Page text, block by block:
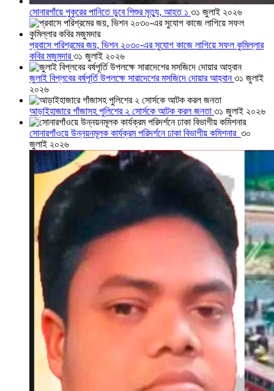
সোনারগাঁয়ে পুকুরের পানিতে ডুবে শিশুর মৃত্যু, আহত ১ ৩১ জুলাই ২০২৬
প্রবাসে পরিশ্রমের জয়, ভিশন ২০৩০-এর সুযোগ কাজে লাগিয়ে সফল কুমিল্লার
কবির মজুমদার৩১ জুলাই ২০২৬
জুলাই বিপ্লবের বর্ষপূর্তি উপলক্ষে সারাদেশের মসজিদে দোয়ার আহ্বান৩১ জুলাই
২০২৬
আড়াইহাজারে গাঁজাসহ পুলিশের ২ সোর্সকে আটক করল জনতা ৩১ জুলাই ২০২৬
সোনারগাঁওয়ে উন্নয়নমূলক কার্যক্রম পরিদর্শনে ঢাকা বিভাগীয় কমিশনার ৩০
জুলাই ২০২৬